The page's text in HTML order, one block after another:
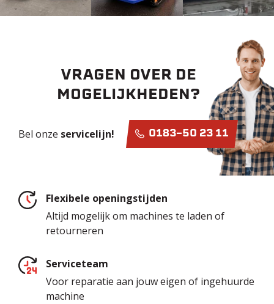
VRAGEN OVER DE
MOGELIJKHEDEN?
Bel onze servicelijn! 0183-50 23 11
Flexibele openingstijden
Altijd mogelijk om machines te laden of
retourneren
Serviceteam
Voor reparatie aan jouw eigen of ingehuurde
machine